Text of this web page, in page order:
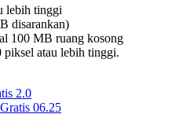
lebih tinggi
disarankan)
100 MB ruang kosong
piksel atau lebih tinggi.
2.0
06.25